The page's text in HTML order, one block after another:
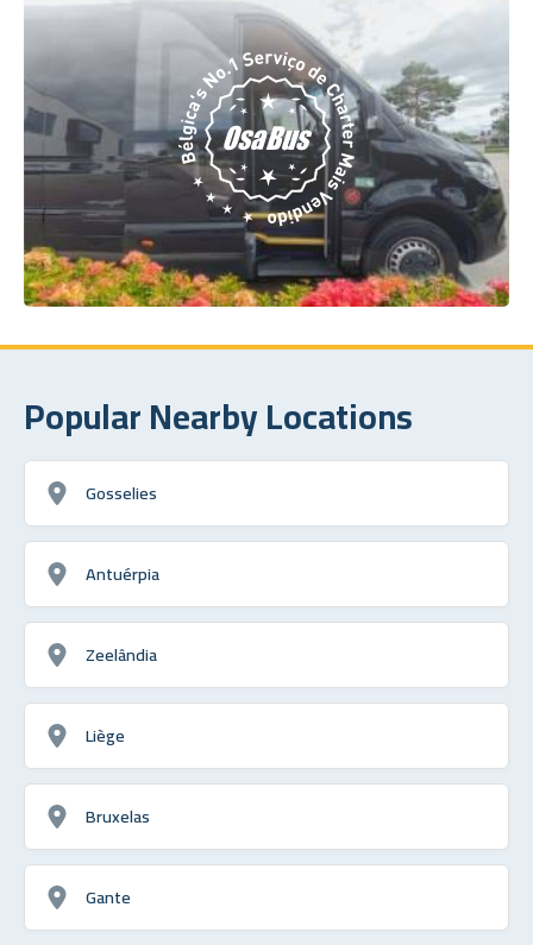
Popular Nearby Locations
Gosselies
Antuérpia
Zeelândia
Liège
Bruxelas
Gante